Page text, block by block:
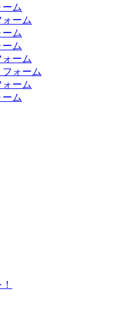
ム
ーム
ム
ム
ーム
ォーム
ーム
ム